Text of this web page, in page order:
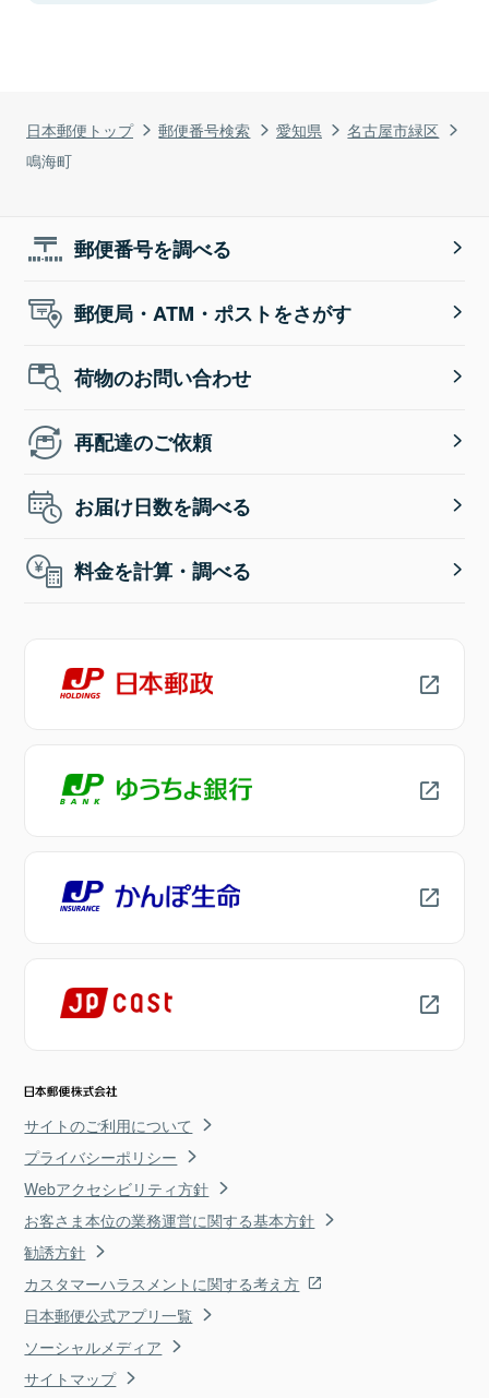
日本郵便トップ 郵便番号検索 愛知県
名古屋市緑区
鳴海町
郵便番号を調べる
郵便局・ATM・ポストをさがす
荷物のお問い合わせ
再配達のご依頼
お届け日数を調べる
料金を計算・調べる
サイトのご利用について
プライバシーポリシー
Webアクセシビリティ方針
お客さま本位の業務運営に関する基本方針
勧誘方針
カスタマーハラスメントに関する考え方
日本郵便公式アプリ一覧
ソーシャルメディア
サイトマップ